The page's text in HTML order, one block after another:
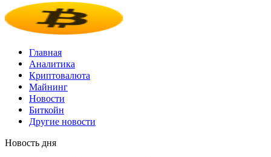
Главная
Аналитика
Криптовалюта
Майнинг
Новости
Биткойн
Другие новости
Новость дня